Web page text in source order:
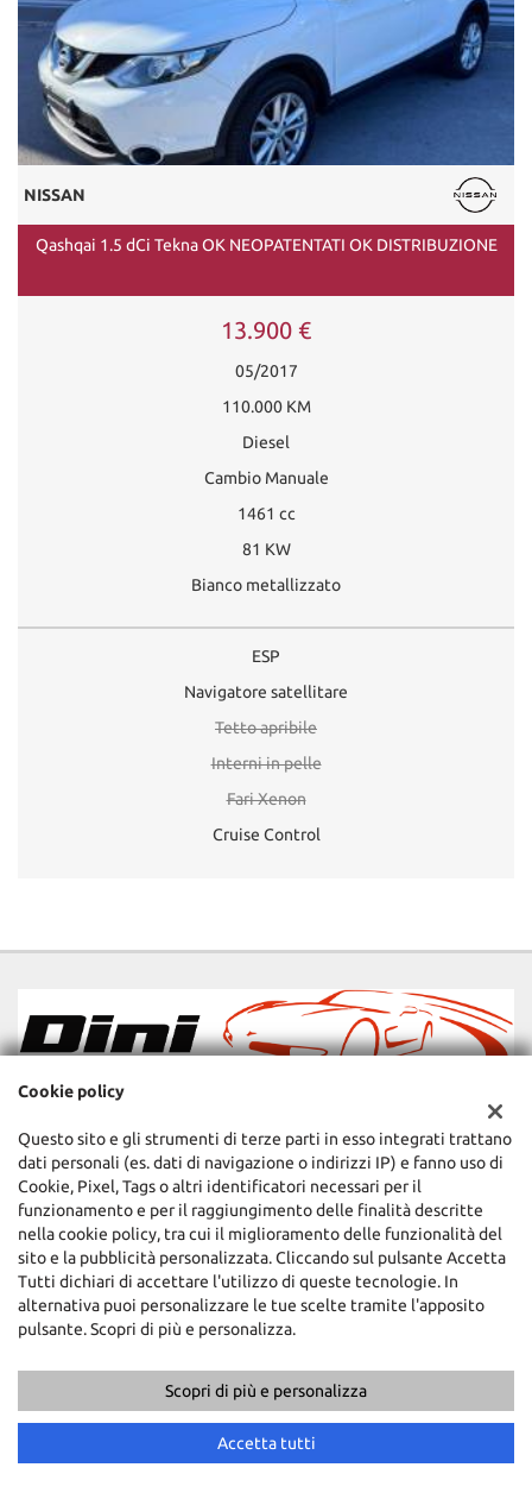
NISSAN
Qashqai 1.5 dCi Tekna OK NEOPATENTATI OK DISTRIBUZIONE
13.900 €
05/2017
110.000 KM
Diesel
Cambio Manuale
1461 cc
81 KW
Bianco metallizzato
ESP
Navigatore satellitare
Tetto apribile
Interni in pelle
Fari Xenon
Cruise Control
dinimotorssrl
Cookie policy
Questo sito e gli strumenti di terze parti in esso integrati trattano
dati personali (es. dati di navigazione o indirizzi IP) e fanno uso di
Cookie, Pixel, Tags o altri identificatori necessari per il
funzionamento e per il raggiungimento delle finalità descritte
nella cookie policy, tra cui il miglioramento delle funzionalità del
sito e la pubblicità personalizzata. Cliccando sul pulsante Accetta
Tutti dichiari di accettare l'utilizzo di queste tecnologie. In
alternativa puoi personalizzare le tue scelte tramite l'apposito
pulsante. Scopri di più e personalizza.
Scopri di più e personalizza
Accetta tutti